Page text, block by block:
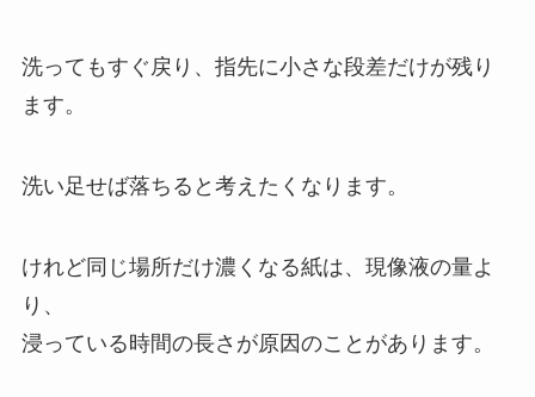
洗ってもすぐ戻り、指先に小さな段差だけが残り
ます。
洗い足せば落ちると考えたくなります。
けれど同じ場所だけ濃くなる紙は、現像液の量よ
り、
浸っている時間の長さが原因のことがあります。